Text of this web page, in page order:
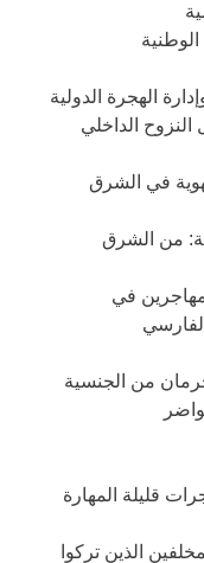
الهجرة الدولية
النزوح الداخلي
في الشرق
من الشرق
في
من الجنسية
قليلة المهارة
الذين تركوا